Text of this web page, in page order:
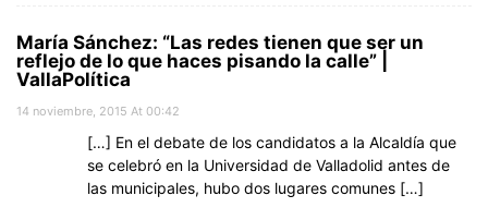
María Sánchez: “Las redes tienen que ser un
reflejo de lo que haces pisando la calle” |
VallaPolítica
14 noviembre, 2015 At 00:42
[…] En el debate de los candidatos a la Alcaldía que
se celebró en la Universidad de Valladolid antes de
las municipales, hubo dos lugares comunes […]